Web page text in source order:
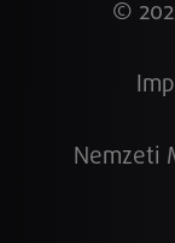
©
Nemzeti